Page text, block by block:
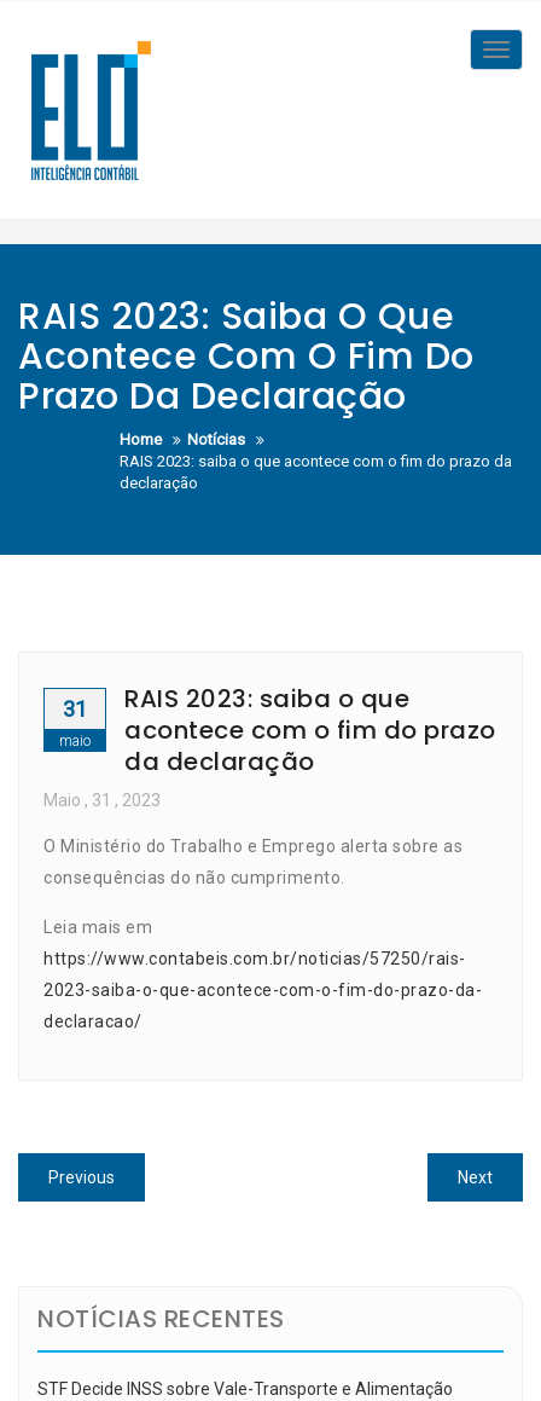
content
RAIS 2023: Saiba O Que
Acontece Com O Fim Do
Prazo Da Declaração
Home
Notícias
RAIS 2023: saiba o que acontece com o fim do prazo da
declaração
31
maio
RAIS 2023: saiba o que
acontece com o fim do prazo
da declaração
Maio , 31 , 2023
O Ministério do Trabalho e Emprego alerta sobre as
consequências do não cumprimento.
Leia mais em
https://www.contabeis.com.br/noticias/57250/rais-
2023-saiba-o-que-acontece-com-o-fim-do-prazo-da-
declaracao/
Navegação
de
Previous
post:
NextNext
post:
NOTÍCIAS RECENTES
STF Decide INSS sobre Vale-Transporte e Alimentação